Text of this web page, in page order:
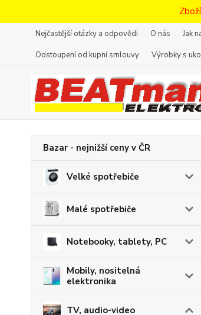
Nejčastější otázky a odpovědi O nás Jak
Odstoupení od kupní smlouvy
Výrobky s
Bazar - nejnižší ceny v ČR
Velké spotřebiče
Malé spotřebiče
Notebooky, tablety, PC
Mobily, nositelná
elektronika
TV, audio-video